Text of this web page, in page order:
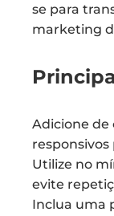
se para
marketing
Adicione de
Utilize no
evite
Inclua uma